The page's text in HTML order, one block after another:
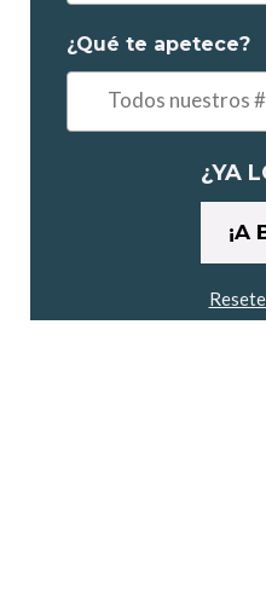
¿Qué te apetece?
Ejemplo:
¿YA